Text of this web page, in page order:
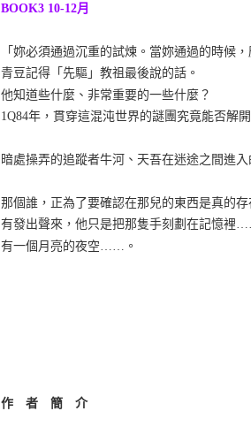
BOOK3 10-12月
「妳必須通過沉重的試煉。當妳通過的時候
青豆記得「先驅」教祖最後說的話。
他知道些什麼、非常重要的一些什麼？
1Q84年，貫穿這混沌世界的謎團究竟能否解開
暗處操弄的追蹤者牛河、天吾在迷途之間進
那個誰，正為了要確認在那兒的東西是真的
有發出聲來，他只是把那隻手刻劃在記憶裡
有一個月亮的夜空……。
作 者 簡 介